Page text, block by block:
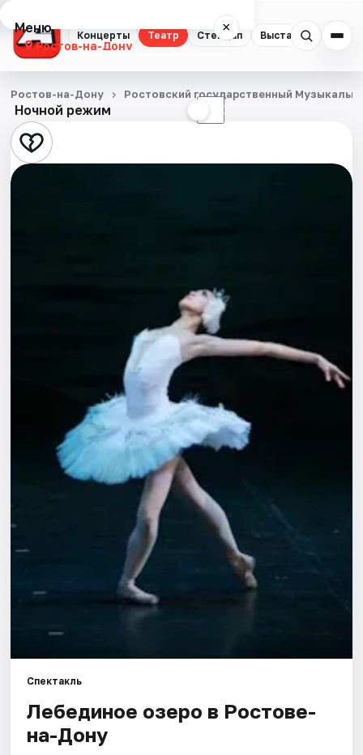
Концерты Театр Стендап Выставки
Меню ×
Ростов-на-Дону
Концерты
Театр
Стендап
Площадки
Артисты
Ночной режим ☾
Ростов-на-Дону Ростовский государственный
Спектакль
Лебединое озеро в Ростове-
на-Дону